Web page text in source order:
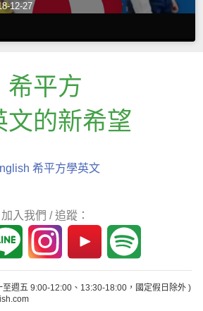
12-27
希平方
文的新希望
希平方學英文
加入我們 / 追蹤：
至週五 9:00-12:00、13:30-18:00，國定假日除外 )